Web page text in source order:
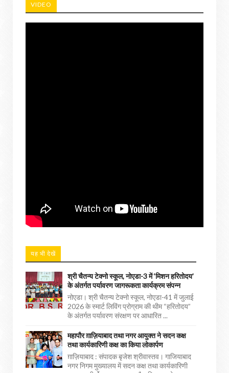
VIDEO
यह भी देखें
श्री चैतन्य टेक्नो स्कूल, नोएडा-3 में ‘मिशन हरितोदय’
के अंतर्गत पर्यावरण जागरूकता कार्यक्रम संपन्न
नोएडा। श्री चैतन्य टेक्नो स्कूल, नोएडा-41 में जुलाई
2026 के स्मार्ट लिविंग प्रोग्राम की थीम “हरितोदय”
के अंतर्गत पर्यावरण संरक्षण पर आधारित ...
महापौर ग़ाज़ियाबाद तथा नगर आयुक्त ने सदन कक्ष
तथा कार्यकारिणी कक्ष का किया लोकार्पण
ग़ाज़ियाबाद : संपादक बृजेश श्रीवास्तव। गाजियाबाद
नगर निगम मुख्यालय में सदन कक्ष तथा कार्यकारिणी